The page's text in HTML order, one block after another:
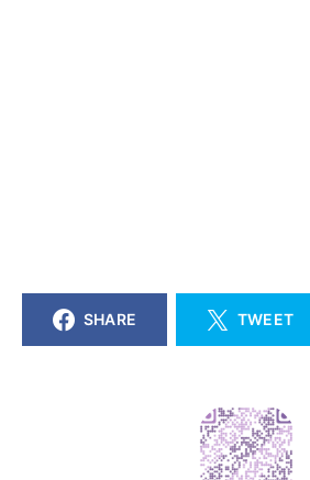
SHARE TWEET